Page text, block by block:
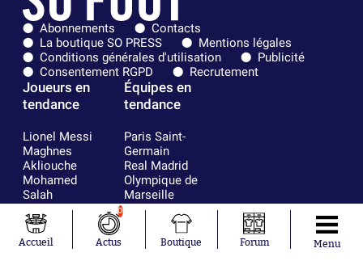
Abonnements
Contacts
La boutique SO PRESS
Mentions légales
Conditions générales d'utilisation
Publicité
Consentement RGPD
Recrutement
Joueurs en
tendance
Lionel Messi
Maghnes
Akliouche
Mohamed
Salah
Julián Álvarez
Ferrán Torres
Kilian Corredor
Équipes en
tendance
Paris Saint-
Germain
Real Madrid
Olympique de
Marseille
FIFA
FC Barcelone
Argentine
Olympique
Accueil
0
Actus Boutique Forum Menu